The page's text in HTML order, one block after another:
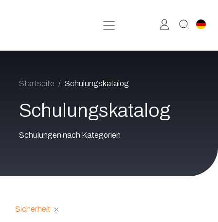
Startseite Schulungskatalog
Schulungskatalog
Schulungen nach Kategorien
Sicherheit